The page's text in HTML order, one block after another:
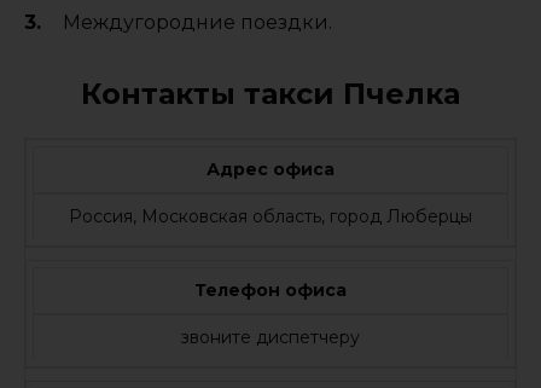
Междугородние поездки.
Контакты такси Пчелка
Адрес офиса
Россия, Московская область, город Люберцы
Телефон офиса
звоните диспетчеру